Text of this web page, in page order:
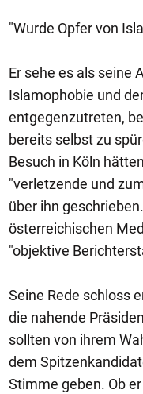
"Wurde Opfer von
Er sehe es als seine
Islamophobie und
entgegenzutreten,
bereits selbst zu
Besuch in Köln
"verletzende und
über ihn
österreichischen
"objektive
Seine Rede schloss
die nahende
sollten von ihrem
dem
Stimme geben. Ob